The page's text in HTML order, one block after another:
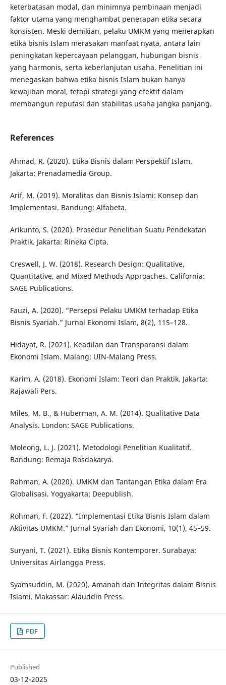
keterbatasan modal, dan minimnya pembinaan menjadi
faktor utama yang menghambat penerapan etika secara
konsisten. Meski demikian, pelaku UMKM yang menerapkan
etika bisnis Islam merasakan manfaat nyata, antara lain
peningkatan kepercayaan pelanggan, hubungan bisnis
yang harmonis, serta keberlanjutan usaha. Penelitian ini
menegaskan bahwa etika bisnis Islam bukan hanya
kewajiban moral, tetapi strategi yang efektif dalam
membangun reputasi dan stabilitas usaha jangka panjang.
References
Ahmad, R. (2020). Etika Bisnis dalam Perspektif Islam.
Jakarta: Prenadamedia Group.
Arif, M. (2019). Moralitas dan Bisnis Islami: Konsep dan
Implementasi. Bandung: Alfabeta.
Arikunto, S. (2020). Prosedur Penelitian Suatu Pendekatan
Praktik. Jakarta: Rineka Cipta.
Creswell, J. W. (2018). Research Design: Qualitative,
Quantitative, and Mixed Methods Approaches. California:
SAGE Publications.
Fauzi, A. (2020). “Persepsi Pelaku UMKM terhadap Etika
Bisnis Syariah.” Jurnal Ekonomi Islam, 8(2), 115–128.
Hidayat, R. (2021). Keadilan dan Transparansi dalam
Ekonomi Islam. Malang: UIN-Malang Press.
Karim, A. (2018). Ekonomi Islam: Teori dan Praktik. Jakarta:
Rajawali Pers.
Miles, M. B., & Huberman, A. M. (2014). Qualitative Data
Analysis. London: SAGE Publications.
Moleong, L. J. (2021). Metodologi Penelitian Kualitatif.
Bandung: Remaja Rosdakarya.
Rahman, A. (2020). UMKM dan Tantangan Etika dalam Era
Globalisasi. Yogyakarta: Deepublish.
Rohman, F. (2022). “Implementasi Etika Bisnis Islam dalam
Aktivitas UMKM.” Jurnal Syariah dan Ekonomi, 10(1), 45–59.
Suryani, T. (2021). Etika Bisnis Kontemporer. Surabaya:
Universitas Airlangga Press.
Syamsuddin, M. (2020). Amanah dan Integritas dalam Bisnis
Islami. Makassar: Alauddin Press.
PDF
Published
03-12-2025